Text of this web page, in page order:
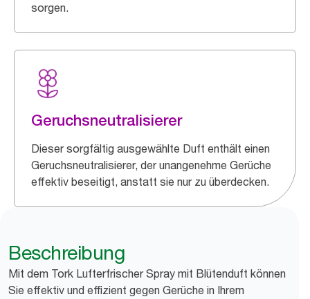
sorgen.
Geruchsneutralisierer
Dieser sorgfältig ausgewählte Duft enthält einen
Geruchsneutralisierer, der unangenehme Gerüche
effektiv beseitigt, anstatt sie nur zu überdecken.
Beschreibung
Mit dem Tork Lufterfrischer Spray mit Blütenduft können
Sie effektiv und effizient gegen Gerüche in Ihrem